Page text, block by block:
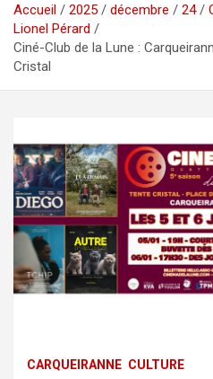
Accueil 2025 décembre 24
Lionel Pérard
Ciné-Club de la Lune :
Cristal
CARQUEIRANNE CULTURE